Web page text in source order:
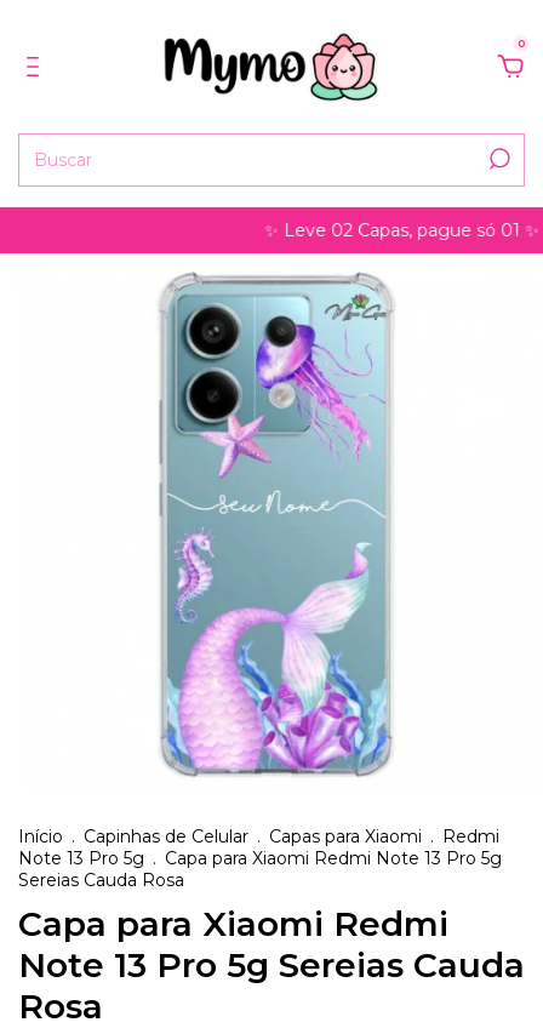
0
✨ Leve 02 Capas, pague só 01
Início . Capinhas de Celular . Capas para Xiaomi . Redmi
Note 13 Pro 5g . Capa para Xiaomi Redmi Note 13 Pro 5g
Sereias Cauda Rosa
Capa para Xiaomi Redmi
Note 13 Pro 5g Sereias Cauda
Rosa